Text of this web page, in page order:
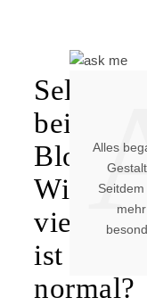
beim
Bloggen:
Wie
viel
ist
normal?
Alles